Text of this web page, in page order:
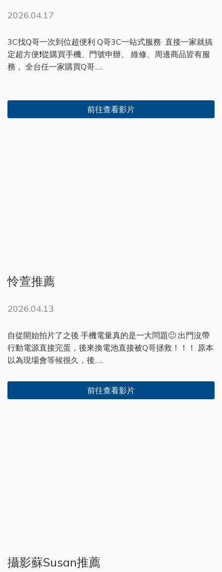
2026.04.17
3C找Q哥一次到位超便利 Q哥3C一站式服務 直接一家就搞
定超方便❗️從購買手機、門號申辦、 維修、周邊商品皆有服
務， 全台任一家購買Q哥......
前往查看影片
怜萱推薦
2026.04.13
自從開始拍片了之後 手機電量真的是一大問題🙂 出門沒帶
行動電源直接完蛋，後來換電池直接被Q哥拯救！！！ 原本
以為現場會等候很久，後......
前往查看影片
攝影蘇Susan推薦